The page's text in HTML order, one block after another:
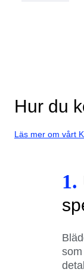
Hur du
Läs mer om vårt
1.